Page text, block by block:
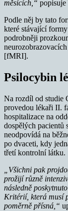
měsících,“ popisuje
Podle něj by tato
které stávající
podrobněji
[fMRI].
Psilocybin
Na rozdíl od studie
provedou lékaři II.
hospitalizace na
dospělých pacientů
neodpovídá na
po dvaceti, kdy
třetí kontrolní látku.
„Všichni pak
prožijí různě
následně
Kritérií, která musí
poměrně přísná,“